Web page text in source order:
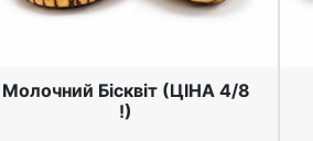
Молочний Бісквіт (ЦІНА 4/8
!)